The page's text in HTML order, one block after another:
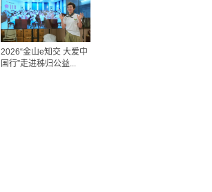
2026“金山e知交 大爱中
国行”走进秭归公益...